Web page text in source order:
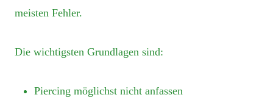
meisten Fehler.
Die wichtigsten Grundlagen sind:
Piercing möglichst nicht anfassen